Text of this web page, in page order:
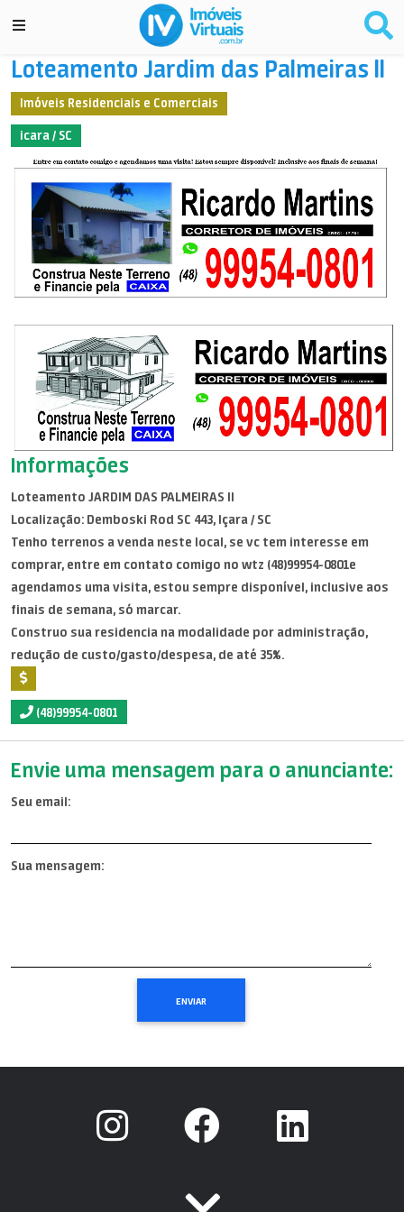
Loteamento Jardim das Palmeiras ll
Imóveis Residenciais e Comerciais
icara / SC
Informações
Loteamento JARDIM DAS PALMEIRAS II
Localização: Demboski Rod SC 443, Içara / SC
Tenho terrenos a venda neste local, se vc tem interesse em
comprar, entre em contato comigo no wtz (48)99954-0801e
agendamos uma visita, estou sempre disponível, inclusive aos
finais de semana, só marcar.
Construo sua residencia na modalidade por administração,
redução de custo/gasto/despesa, de até 35%.
(48)99954-0801
Envie uma mensagem para o anunciante:
Seu email:
Sua mensagem: